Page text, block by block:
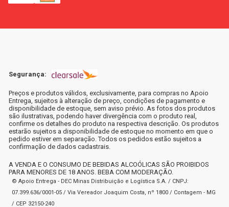
Segurança:
Preços e produtos válidos, exclusivamente, para compras no Apoio
Entrega, sujeitos à alteração de preço, condições de pagamento e
disponibilidade de estoque, sem aviso prévio. As fotos dos produtos
são ilustrativas, podendo haver divergência com o produto real,
confirme os detalhes do produto na respectiva descrição. Os produtos
estarão sujeitos a disponibilidade de estoque no momento em que o
pedido estiver em separação. Todos os pedidos estão sujeitos a
confirmação de dados cadastrais.
A VENDA E O CONSUMO DE BEBIDAS ALCOÓLICAS SÃO PROIBIDOS
PARA MENORES DE 18 ANOS. BEBA COM MODERAÇÃO.
© Apoio Entrega - DEC Minas Distribuição e Logística S.A. / CNPJ:
07.399.636/0001-05 / Via Vereador Joaquim Costa, nº 1800 / Contagem - MG
/ CEP 32150-240